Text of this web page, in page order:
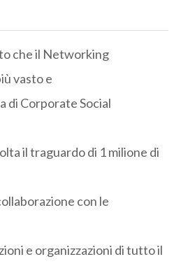
che il Networking
vasto e
di Corporate Social
il traguardo di 1 milione di
con le
e organizzazioni di tutto il